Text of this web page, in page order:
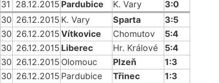
31
28.12.2015 Pardubice K. Vary
3:0
30 26.12.2015 K. Vary Sparta
3:5
30 26.12.2015Vítkovice Chomutov
5:4
30 26.12.2015 Liberec Hr. Králové
5:4
30 26.12.2015 Olomouc Plzeň
1:3
30 26.12.2015 Pardubice Třinec
1:3